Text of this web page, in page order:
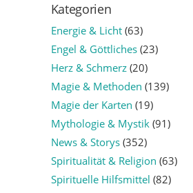
Kategorien
Energie & Licht(63)
Engel & Göttliches(23)
Herz & Schmerz(20)
Magie & Methoden (139)
Magie der Karten (19)
Mythologie & Mystik(91)
News & Storys(352)
Spiritualität & Religion (63)
Spirituelle Hilfsmittel (82)